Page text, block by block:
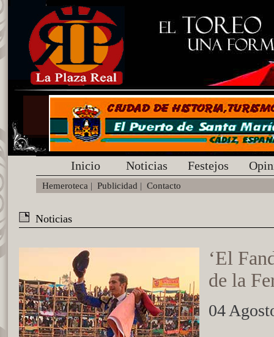
Inicio Noticias Festejos
Hemeroteca | Publicidad | Contacto
Noticias
‘El
de la
04